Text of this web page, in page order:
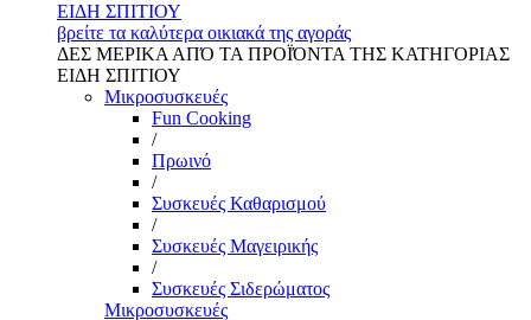
ΕΙΔΗ ΣΠΙΤΙΟΥ
βρείτε τα καλύτερα οικιακά της αγοράς
ΔΕΣ ΜΕΡΙΚΑ ΑΠΌ ΤΑ ΠΡΟΪΌΝΤΑ ΤΗΣ ΚΑΤΗΓΟΡΙΑΣ
ΕΙΔΗ ΣΠΙΤΙΟΥ
Μικροσυσκευές
Fun Cooking
/
Πρωινό
/
Συσκευές Καθαρισμού
/
Συσκευές Μαγειρικής
/
Συσκευές Σιδερώματος
Μικροσυσκευές